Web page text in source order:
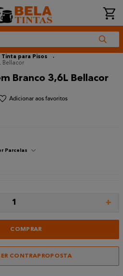
Tinta para Pisos
Bellacor
Branco 3,6L Bellacor
Parcelas
1 +
COMPRAR
CONTRAPROPOSTA